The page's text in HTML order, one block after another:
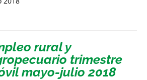
rural y
trimestre
mayo-julio 2018